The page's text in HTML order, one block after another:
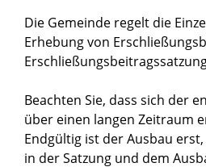
Die Gemeinde regelt die
Erhebung von
Beachten Sie, dass sich der
über einen langen Zeitraum
Endgültig ist der Ausbau
in der Satzung und dem